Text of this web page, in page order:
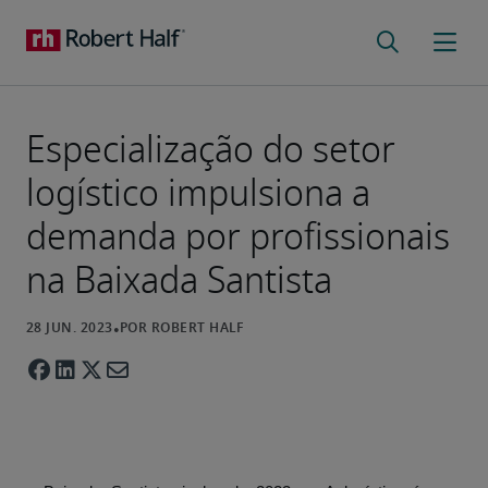
Especialização do setor
logístico impulsiona a
demanda por profissionais
na Baixada Santista